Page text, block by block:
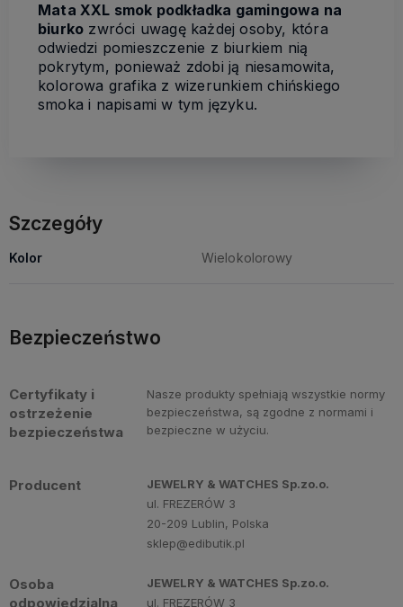
Mata XXL smok podkładka gamingowa na
biurko zwróci uwagę każdej osoby, która
odwiedzi pomieszczenie z biurkiem nią
pokrytym, ponieważ zdobi ją niesamowita,
kolorowa grafika z wizerunkiem chińskiego
smoka i napisami w tym języku.
Szczegóły
Kolor Wielokolorowy
Bezpieczeństwo
Certyfikaty i
ostrzeżenie
bezpieczeństwa
Nasze produkty spełniają wszystkie normy
bezpieczeństwa, są zgodne z normami i
bezpieczne w użyciu.
Producent
JEWELRY & WATCHES Sp.zo.o.
ul. FREZERÓW 3
20-209 Lublin, Polska
sklep@edibutik.pl
Osoba
odpowiedzialna
JEWELRY & WATCHES Sp.zo.o.
ul. FREZERÓW 3